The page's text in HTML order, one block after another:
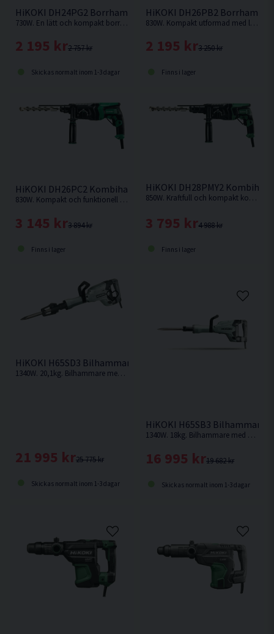
HiKOKI DH24PG2 Borrhammare (730W)
730W. En lätt och kompakt borrhammare från Hikoki. Väger endast 2,8 kg.
2 757 kr
2 195 kr
Skickas normalt inom 1-3 dagar
HiKOKI DH26PB2
830W. Kompakt utformad med låg vikt, utmärkt för arbete i horisontalt och lodrätt läge. Borrhammare från Hikoki.
3 250 kr
2 195 kr
Finns i lager
HiKOKI DH26PC2 Kombihammare (830W)
830W. Kompakt och funktionell kombihammare med hög slagkraft och borrhastighet.
3 894 kr
3 145 kr
Finns i lager
HiKOKI DH28PMY2
850W. Kraftfull och kompakt kombihammare.
4 988 kr
3 795 kr
Finns i lager
HiKOKI H65SD3 Bilhammare (1340W)
1340W. 20,1kg. Bilhammare med mycket hög avverkningskapacitet
25 775 kr
21 995 kr
Skickas normalt inom 1-3 dagar
HiKOKI H65SB3 Bilhammare
1340W. 18kg. Bilhammare med mycket hög avverkningskapacitet
19 682 kr
16 995 kr
Skickas normalt inom 1-3 dagar